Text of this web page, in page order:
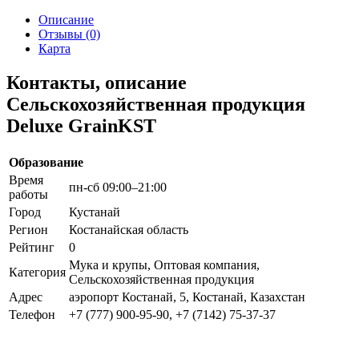
Описание
Отзывы (0)
Карта
Контакты, описание
Сельскохозяйственная продукция
Deluxe GrainKST
Образование
Время
работы
пн-сб 09:00–21:00
Город
Кустанай
Регион
Костанайская область
Рейтинг
0
Категория
Мука и крупы, Оптовая компания,
Сельскохозяйственная продукция
Адрес
аэропорт Костанай, 5, Костанай, Казахстан
Телефон
+7 (777) 900-95-90, +7 (7142) 75-37-37